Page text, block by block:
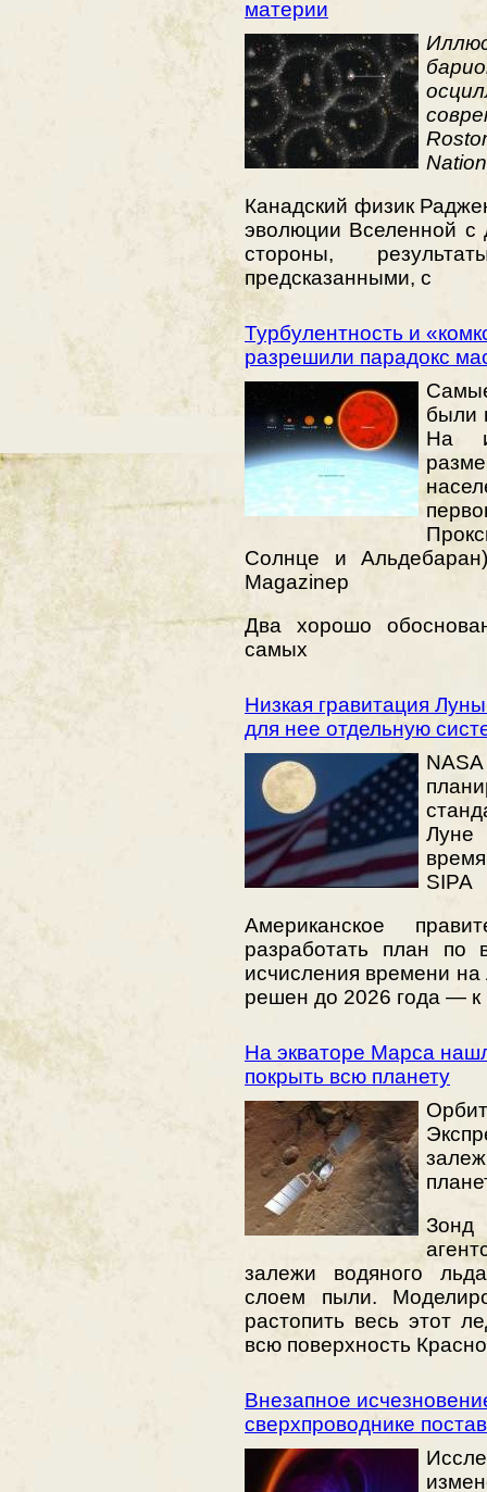
материи
Канадский физик
эволюции Вселенной
стороны,
предсказанными, с
Турбулентность и
разрешили парадокс
были
На
Солнце и
Magazinep
Два хорошо
самых
Низкая гравитация
для нее отдельную
Луне
SIPA
Американское
разработать план по
исчисления времени
решен до 2026 года — к
На экваторе Марса
покрыть всю планету
Зонд
залежи водяного
слоем пыли.
растопить весь этот
всю поверхность
Внезапное
сверхпроводнике